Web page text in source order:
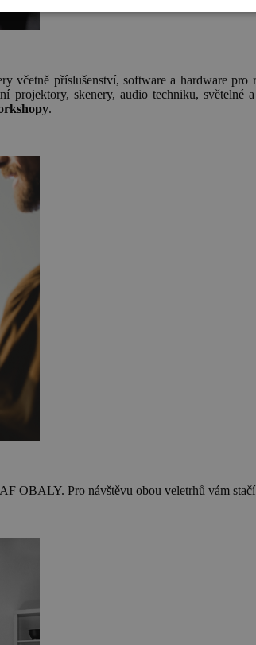
včetně příslušenství, software a hardware
skenery, audio techniku, světelné
.
Pro návštěvu obou veletrhů vám stačí